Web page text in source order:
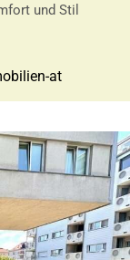
und Stil
at